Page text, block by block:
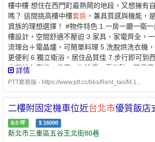
樓中樓 想住在西門町最熱鬧的地段，又想擁有
嗎？ 這間挑高樓中樓套房 ，兼具質感與機能，
資族的理想選擇！ #物件特色 1.一房一廳一衛
樓設計，空間舒適不壓迫 3.家具、家電齊全，
流理台＋電晶爐，可簡單料理 5.洗脫烘洗衣機
更便利 6.獨立衛浴，居住品質佳 7.步行即可到
商圈就在旁邊，餐廳、咖啡廳、電影院、百貨
妝店、傳統小吃、美食林立，生活機能滿分 #優
圾車 4.公設完善：健身房、KTV、交誼廳、閱
資訊 #地址：台北市萬華區峨眉街10X號2樓 #租
#管理費：968元／月 #格局：1房1廳1衛1廚（獨
菸 #寵物：不方便 #無車位（路口有汽、機車停
詳情
PTT套房版 - https://www.ptt.cc/bbs/Rent_tao/M.1...
二樓附固定機車位近台北市優質飯店
8.0 坪 $ 16000
新北市三重區五谷王北街80巷